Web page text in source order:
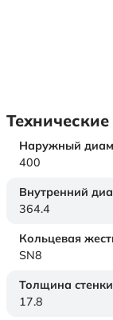
Наружный
400
Внутренний
364.4
Кольцевая
SN8
Толщина
17.8